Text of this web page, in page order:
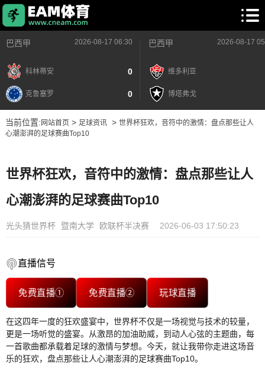
巴西甲 2026-08-17 06:30
科林蒂安 0
克鲁塞罗 0
巴西甲 2026-08-17
维多利亚
博塔弗戈
当前位置: 网站首页> 足球资讯> 世界杯狂欢，音符中的激情：盘点那些让人
心潮澎湃的足球赛曲Top10
世界杯狂欢，音符中的激情：盘点那些让人
心潮澎湃的足球赛曲Top10
光头猜世界杯 暨南大学 欧联杯半决赛 2026-06-03 17:50:23
直播信号
免费直播① 免费直播② 玩球直播
在这四年一度的狂欢盛宴中，世界杯不仅是一场视觉与技术的较量，
更是一场听觉的盛宴。从激昂的加油助威，到动人心弦的主题曲，每
一首歌曲都承载着足球的激情与梦想。今天，就让我带你走进这场音
乐的狂欢，盘点那些让人心潮澎湃的足球赛曲Top10。